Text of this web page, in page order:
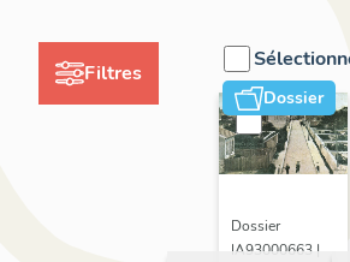
Filtres
Dossier
Dossier
IA93000663 |